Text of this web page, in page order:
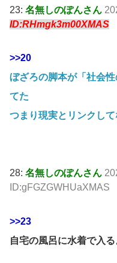
23: 名無しのぽんさん
ID:RHmgk3m00XMAS
>>20
ぼざろの脚本が「社会
てた
つまり現実とリンクし
28: 名無しのぽんさん
ID:gFGZGWHUaXMAS
>>23
自宅の風呂に水着で入